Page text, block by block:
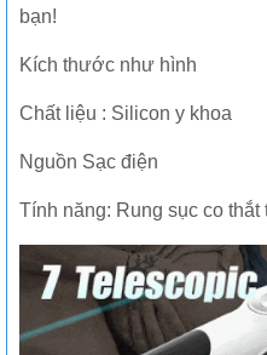
bạn!
Kích thước như hình
Chất liệu : Silicon y khoa
Nguồn Sạc điện
Tính năng: Rung sục co thắt